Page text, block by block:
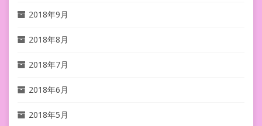
2018年9月
2018年8月
2018年7月
2018年6月
2018年5月